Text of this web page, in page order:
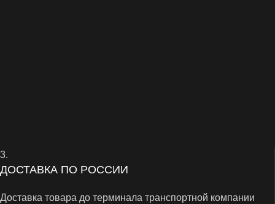
3.
ДОСТАВКА ПО РОССИИ
Доставка товара до терминала транспортной компании